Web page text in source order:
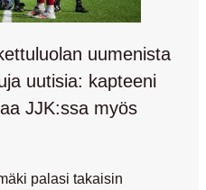
uumenista
uutisia: kapteeni
JJK:ssa myös
palasi takaisin